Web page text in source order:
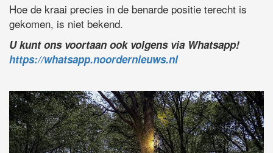
Hoe de kraai precies in de benarde positie terecht is
gekomen, is niet bekend.
U kunt ons voortaan ook volgens via Whatsapp!
https://whatsapp.noordernieuws.nl